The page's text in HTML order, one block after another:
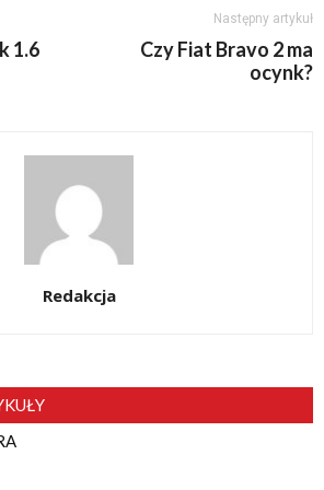
1.6
Następny artykuł
Czy Fiat Bravo 2 ma
ocynk?
Redakcja